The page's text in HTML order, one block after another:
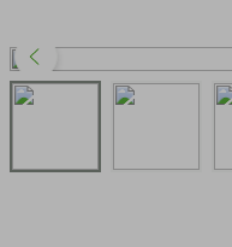
3º perfume